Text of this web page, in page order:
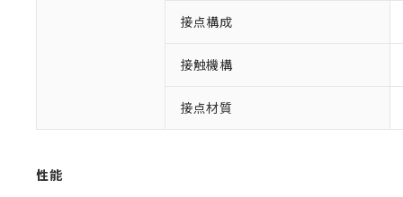
接点構成
接触機構
接点材質
性能
以下の条件をお
対応予定：EU
対応予定なし：
調査・確認中：
非該当品：ライ
※1 中国
「○」：最大均質